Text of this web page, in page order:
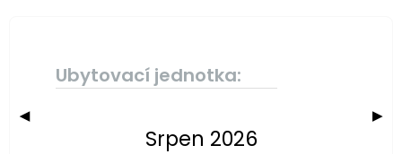
Ubytovací jednotka:
◀ ▶
Srpen 2026